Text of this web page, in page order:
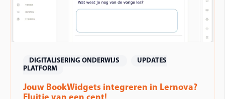
DIGITALISERING ONDERWIJS
UPDATES
PLATFORM
Jouw BookWidgets integreren in Lernova?